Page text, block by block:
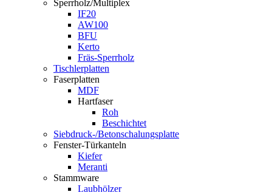
Sperrholz/Multiplex
IF20
AW100
BFU
Kerto
Fräs-Sperrholz
Tischlerplatten
Faserplatten
MDF
Hartfaser
Roh
Beschichtet
Siebdruck-/Betonschalungsplatte
Fenster-Türkanteln
Kiefer
Meranti
Stammware
Laubhölzer